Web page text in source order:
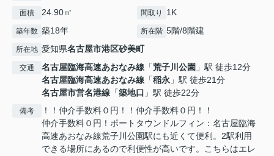
面積 24.90㎡ 間取り 1K
築年数 築18年 所在階 5階/8階建
所在地 愛知県名古屋市港区砂美町
交通 名古屋臨海高速あおなみ線 「荒子川公園 」駅 徒歩12分
名古屋臨海高速あおなみ線 「稲永 」駅 徒歩21分
名古屋市営名港線 「築地口 」駅 徒歩22分
備考
！！仲介手数料０円！！仲介手数料０円！！
仲介手数料０円！ポートタウンドルフィン：名古屋臨海
高速あおなみ線荒子川公園駅にも近くて便利。2駅利用
できる場所にあるので利便性が高いです。こちらはエレ